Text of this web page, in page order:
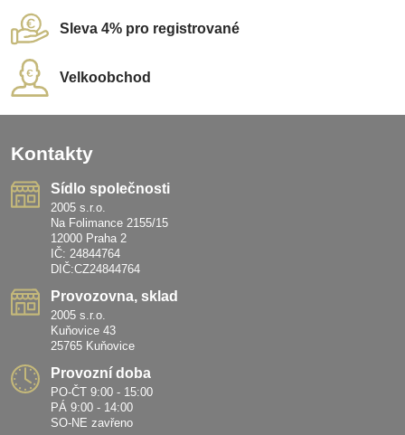
Sleva 4% pro registrované
Velkoobchod
Kontakty
Sídlo společnosti
2005 s.r.o.
Na Folimance 2155/15
12000 Praha 2
IČ: 24844764
DIČ:CZ24844764
Provozovna, sklad
2005 s.r.o.
Kuňovice 43
25765 Kuňovice
Provozní doba
PO-ČT 9:00 - 15:00
PÁ 9:00 - 14:00
SO-NE zavřeno